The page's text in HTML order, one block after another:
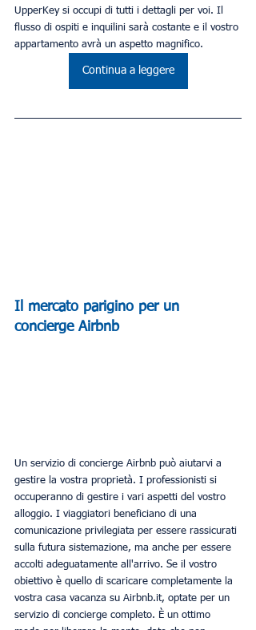
UpperKey si occupi di tutti i dettagli per voi. Il
flusso di ospiti e inquilini sarà costante e il vostro
appartamento avrà un aspetto magnifico.
Continua a leggere
Il mercato parigino per un
concierge Airbnb
Un servizio di concierge Airbnb può aiutarvi a
gestire la vostra proprietà. I professionisti si
occuperanno di gestire i vari aspetti del vostro
alloggio. I viaggiatori beneficiano di una
comunicazione privilegiata per essere rassicurati
sulla futura sistemazione, ma anche per essere
accolti adeguatamente all'arrivo. Se il vostro
obiettivo è quello di scaricare completamente la
vostra casa vacanza su Airbnb.it, optate per un
servizio di concierge completo. È un ottimo